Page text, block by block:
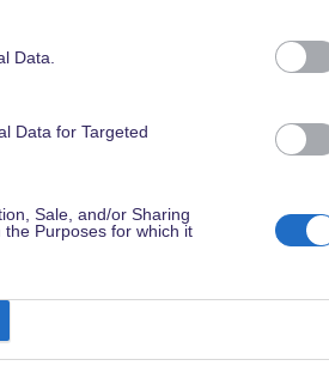
Data.
Data for Targeted
Sale, and/or Sharing
Purposes for which it
erhältlich im Januar, 14,99€